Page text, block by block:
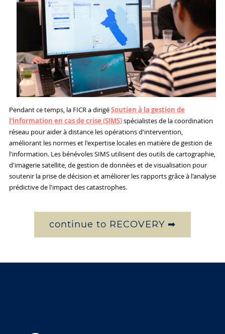
Pendant ce temps, la FICR a dirigéSoutien à la gestion de
l'information en cas de crise (SIMS)spécialistes de la coordination
réseau pour aider à distance les opérations d'intervention,
améliorant les normes et l'expertise locales en matière de gestion de
l'information. Les bénévoles SIMS utilisent des outils de cartographie,
d'imagerie satellite, de gestion de données et de visualisation pour
soutenir la prise de décision et améliorer les rapports grâce à l'analyse
prédictive de l'impact des catastrophes.
continue to RECOVERY ➡